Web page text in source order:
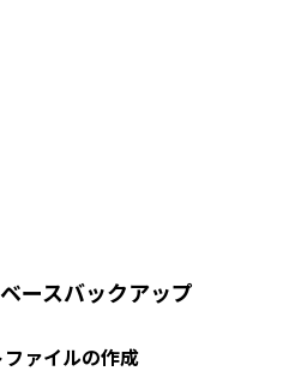
ースバックアップ
ァイルの作成